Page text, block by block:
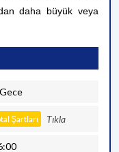
daha büyük veya
Şartları Tıkla